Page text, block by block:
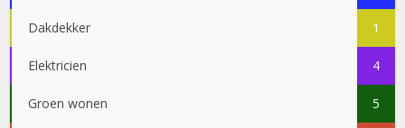
Dakdekker 1
Elektricien 4
Groen wonen 5